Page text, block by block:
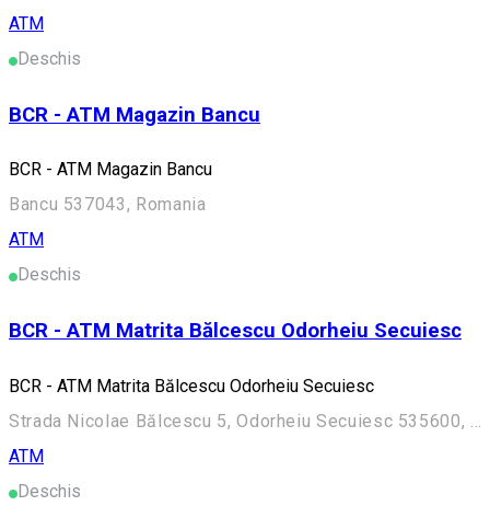
ATM
Deschis
BCR - ATM Magazin Bancu
BCR - ATM Magazin Bancu
Bancu 537043, Romania
ATM
Deschis
BCR - ATM Matrita Bălcescu Odorheiu Secuiesc
BCR - ATM Matrita Bălcescu Odorheiu Secuiesc
ATM
Deschis